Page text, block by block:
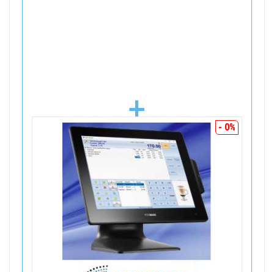
+ - 0%